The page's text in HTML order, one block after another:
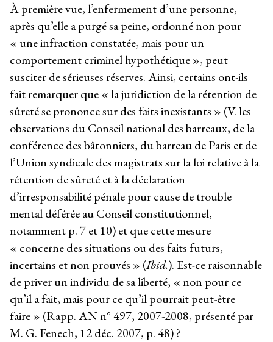
À première vue, l’enfermement d’une personne,
après qu’elle a purgé sa peine, ordonné non pour
« une infraction constatée, mais pour un
comportement criminel hypothétique », peut
susciter de sérieuses réserves. Ainsi, certains ont-ils
fait remarquer que « la juridiction de la rétention de
sûreté se prononce sur des faits inexistants » (V. les
observations du Conseil national des barreaux, de la
conférence des bâtonniers, du barreau de Paris et de
l’Union syndicale des magistrats sur la loi relative à la
rétention de sûreté et à la déclaration
d’irresponsabilité pénale pour cause de trouble
mental déférée au Conseil constitutionnel,
notamment p. 7 et 10) et que cette mesure
« concerne des situations ou des faits futurs,
incertains et non prouvés » (Ibid.). Est-ce raisonnable
de priver un individu de sa liberté, « non pour ce
qu’il a fait, mais pour ce qu’il pourrait peut-être
faire » (Rapp. AN n° 497, 2007-2008, présenté par
M. G. Fenech, 12 déc. 2007, p. 48) ?